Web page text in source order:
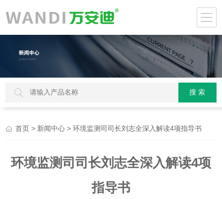
首页 > 新闻中心 > 环境监测司司长刘志全深入解读4项指导书
环境监测司司长刘志全深入解读4项
指导书